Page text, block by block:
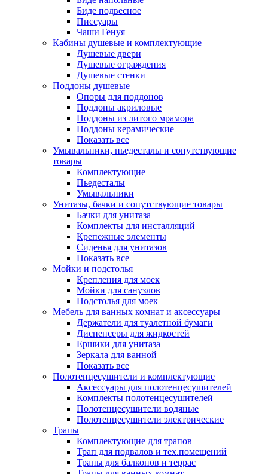
Биде подвесное
Писсуары
Чаши Генуя
Кабины душевые и комплектующие
Душевые двери
Душевые ограждения
Душевые стенки
Поддоны душевые
Опоры для поддонов
Поддоны акриловые
Поддоны из литого мрамора
Поддоны керамические
Показать все
Умывальники, пьедесталы и сопутствующие
товары
Комплектующие
Пьедесталы
Умывальники
Унитазы, бачки и сопутствующие товары
Бачки для унитаза
Комплекты для инсталляций
Крепежные элементы
Сиденья для унитазов
Показать все
Мойки и подстолья
Крепления для моек
Мойки для санузлов
Подстолья для моек
Мебель для ванных комнат и аксессуары
Держатели для туалетной бумаги
Диспенсеры для жидкостей
Ершики для унитаза
Зеркала для ванной
Показать все
Полотенцесушители и комплектующие
Аксессуары для полотенцесушителей
Комплекты полотенцесушителей
Полотенцесушители водяные
Полотенцесушители электрические
Трапы
Комплектующие для трапов
Трап для подвалов и тех.помещений
Трапы для балконов и террас